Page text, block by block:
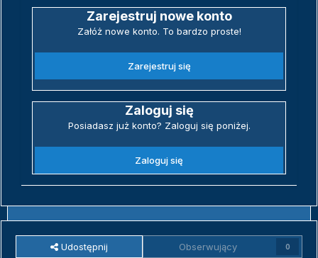
Zarejestruj nowe konto
Załóż nowe konto. To bardzo proste!
Zarejestruj się
Zaloguj się
Posiadasz już konto? Zaloguj się poniżej.
Zaloguj się
Udostępnij Obserwujący 0